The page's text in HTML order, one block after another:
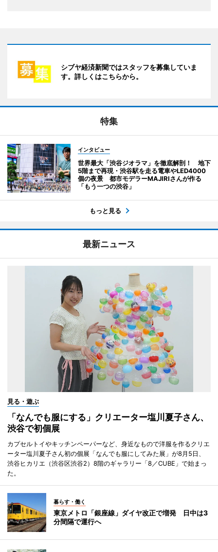
シブヤ経済新聞ではスタッフを募集していま
す。詳しくはこちらから。
特集
インタビュー
世界最大「渋谷ジオラマ」を徹底解剖！ 地下
5階まで再現・渋谷駅を走る電車やLED4000
個の夜景 都市モデラーMAJIRIさんが作る
「もう一つの渋谷」
もっと見る
最新ニュース
見る・遊ぶ
「なんでも服にする」クリエーター塩川夏子さん、
渋谷で初個展
カプセルトイやキッチンペーパーなど、身近なもので洋服を作るクリエ
ーター塩川夏子さん初の個展「なんでも服にしてみた展」が8月5日、
渋谷ヒカリエ（渋谷区渋谷2）8階のギャラリー「8／CUBE」で始まっ
た。
暮らす・働く
東京メトロ「銀座線」ダイヤ改正で増発 日中は3
分間隔で運行へ